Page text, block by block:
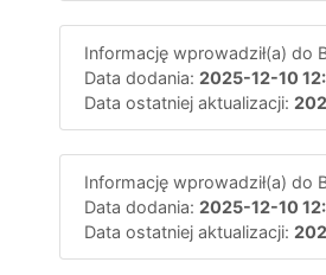
Informację wprowadził(a) do
Data dodania: 2025-12-10
Data ostatniej aktualizacji:
Informację wprowadził(a) do
Data dodania: 2025-12-10
Data ostatniej aktualizacji: